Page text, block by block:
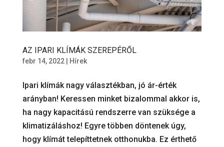
AZ IPARI KLÍMÁK SZEREPÉRŐL
febr 14, 2022| Hírek
Ipari klímák nagy választékban, jó ár-érték
arányban! Keressen minket bizalommal akkor is,
ha nagy kapacitású rendszerre van szüksége a
klimatizáláshoz! Egyre többen döntenek úgy,
hogy klímát telepíttetnek otthonukba. Ez érthető